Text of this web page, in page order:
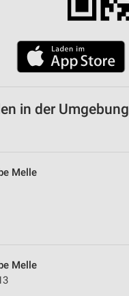
in der Umgebung
Melle
Melle